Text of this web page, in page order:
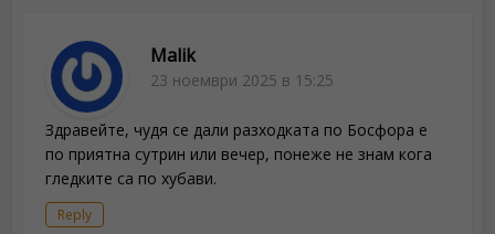
Malik
23 ноември 2025 в 15:25
Здравейте, чудя се дали разходката по Босфора е
по приятна сутрин или вечер, понеже не знам кога
гледките са по хубави.
Reply